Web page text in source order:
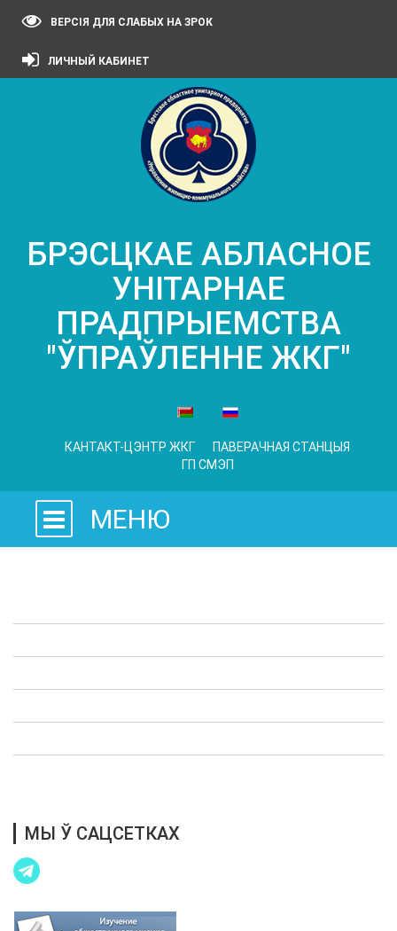
ВЕРСІЯ ДЛЯ СЛАБЫХ НА ЗРОК
ЛИЧНЫЙ КАБИНЕТ
БРЭСЦКАЕ АБЛАСНОЕ
УНІТАРНАЕ
ПРАДПРЫЕМСТВА
"ЎПРАЎЛЕННЕ ЖКГ"
КАНТАКТ-ЦЭНТР ЖКГ
ПАВЕРАЧНАЯ СТАНЦЫЯ
ГП СМЭП
МЕНЮ
МЫ Ў САЦСЕТКАХ